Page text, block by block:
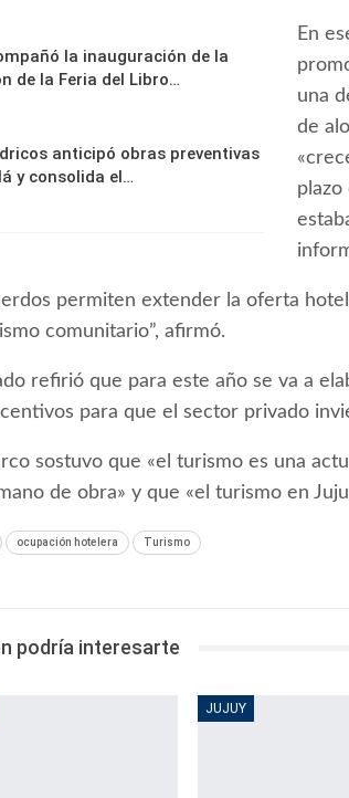
la inauguración de la
de la Feria del Libro…
anticipó obras preventivas
y consolida el…
En
una
de
plazo
permiten extender la oferta
comunitario”, afirmó.
refirió que para este año se va a
para que el sector privado
sostuvo que «el turismo es una
de obra» y que «el turismo en
ocupación hotelera Turismo
podría interesarte
JUJUY